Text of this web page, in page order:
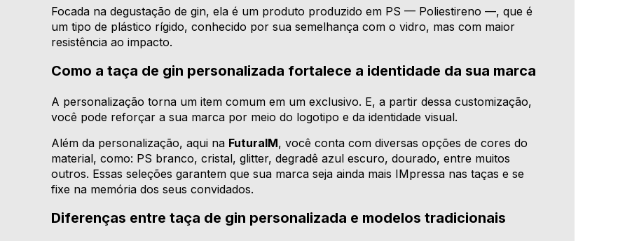
Focada na degustação de gin, ela é um produto produzido em PS — Poliestireno —, que é
um tipo de plástico rígido, conhecido por sua semelhança com o vidro, mas com maior
resistência ao impacto.
Como a taça de gin personalizada fortalece a identidade da sua marca
A personalização torna um item comum em um exclusivo. E, a partir dessa customização,
você pode reforçar a sua marca por meio do logotipo e da identidade visual.
Além da personalização, aqui na FuturaIM, você conta com diversas opções de cores do
material, como: PS branco, cristal, glitter, degradê azul escuro, dourado, entre muitos
outros. Essas seleções garantem que sua marca seja ainda mais IMpressa nas taças e se
fixe na memória dos seus convidados.
Diferenças entre taça de gin personalizada e modelos tradicionais